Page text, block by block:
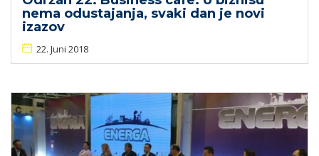
nema odustajanja, svaki dan je novi
izazov
22. Juni 2018